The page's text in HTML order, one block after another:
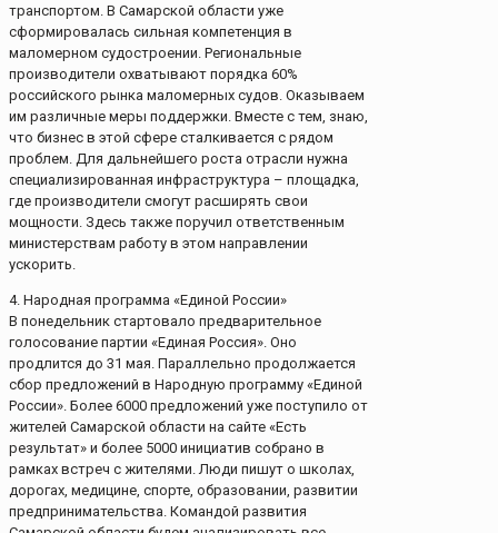
транспортом. В Самарской области уже
сформировалась сильная компетенция в
маломерном судостроении. Региональные
производители охватывают порядка 60%
российского рынка маломерных судов. Оказываем
им различные меры поддержки. Вместе с тем, знаю,
что бизнес в этой сфере сталкивается с рядом
проблем. Для дальнейшего роста отрасли нужна
специализированная инфраструктура – площадка,
где производители смогут расширять свои
мощности. Здесь также поручил ответственным
министерствам работу в этом направлении
ускорить.
4. Народная программа «Единой России»
В понедельник стартовало предварительное
голосование партии «Единая Россия». Оно
продлится до 31 мая. Параллельно продолжается
сбор предложений в Народную программу «Единой
России». Более 6000 предложений уже поступило от
жителей Самарской области на сайте «Есть
результат» и более 5000 инициатив собрано в
рамках встреч с жителями. Люди пишут о школах,
дорогах, медицине, спорте, образовании, развитии
предпринимательства. Командой развития